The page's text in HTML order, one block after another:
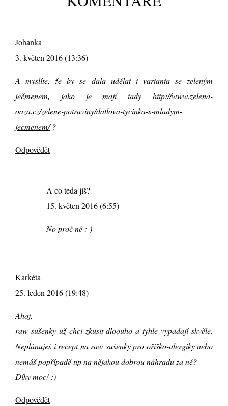
Johanka
3. květen 2016 (13:36)
A myslíte, že by se dala udělat i varianta se zeleným
ječmenem, jako je mají tady http://www.zelena-
oaza.cz/zelene-potraviny/datlova-tycinka-s-mladym-
jecmenem/?
Odpovědět
A co teda jíš?
15. květen 2016 (6:55)
No proč né :-)
Karkéta
25. leden 2016 (19:48)
Ahoj,
raw sušenky už chci zkusit dloouho a tyhle vypadají skvěle.
Neplánuješ i recept na raw sušenky pro oříško-alergiky nebo
nemáš popřípadě tip na nějakou dobrou náhradu za ně?
Díky moc! :)
Odpovědět